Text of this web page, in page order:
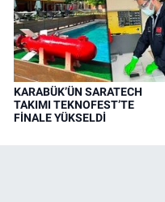
KARABÜK’ÜN SARATECH
TAKIMI TEKNOFEST’TE
FİNALE YÜKSELDİ